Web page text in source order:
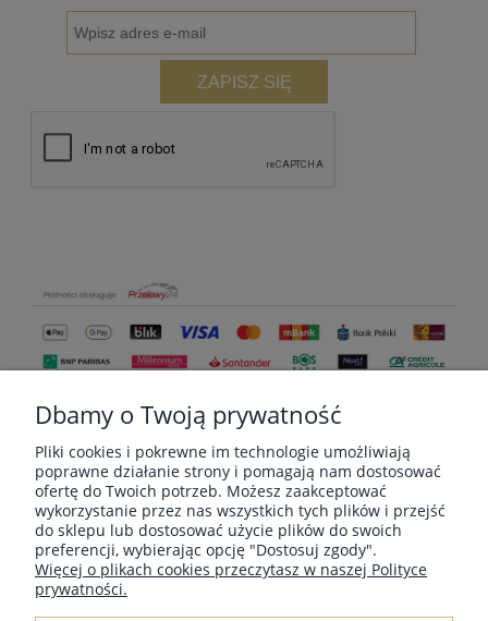
ZAPISZ SIĘ
MOJE KONTO
PŁATNOŚCI I DOSTAWA
Dbamy o Twoją prywatność
Pliki cookies i pokrewne im technologie umożliwiają
poprawne działanie strony i pomagają nam dostosować
ofertę do Twoich potrzeb. Możesz zaakceptować
wykorzystanie przez nas wszystkich tych plików i przejść
do sklepu lub dostosować użycie plików do swoich
preferencji, wybierając opcję "Dostosuj zgody".
Więcej o plikach cookies przeczytasz w naszej Polityce
prywatności.